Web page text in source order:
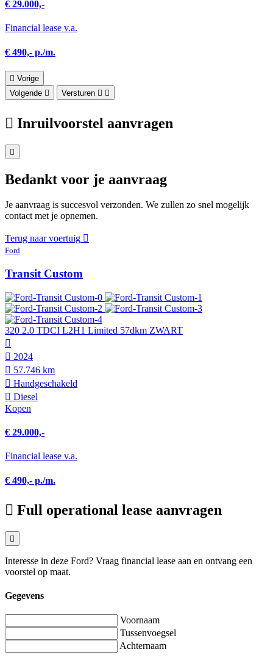
€ 29.000,-
Financial lease v.a.
€ 490,- p./m.
Vorige
Volgende
Versturen
Inruilvoorstel aanvragen
Bedankt voor je aanvraag
Je aanvraag is succesvol verzonden. We zullen zo snel mogelijk
contact met je opnemen.
Terug naar voertuig
Ford
Transit Custom
320 2.0 TDCI L2H1 Limited 57dkm ZWART
2024
57.746 km
Hand­geschakeld
Diesel
Kopen
€ 29.000,-
Financial lease v.a.
€ 490,- p./m.
Full operational lease aanvragen
Interesse in deze Ford? Vraag financial lease aan en ontvang een
voorstel op maat.
Gegevens
Voornaam
Tussenvoegsel
Achternaam